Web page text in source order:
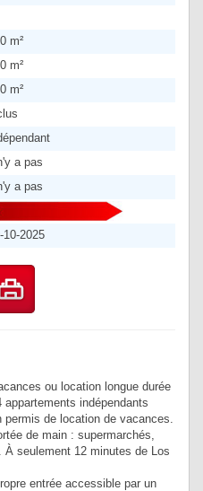
m²
m²
m²
a pas
a pas
10-2025
ou location longue durée
indépendants
de location de vacances.
de main : supermarchés,
À seulement 12 minutes de Los
entrée accessible par un